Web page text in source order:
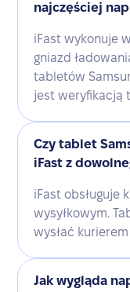
najczęściej
iFast wykonuje
gniazd
tabletów
jest weryfikacją
Czy tablet
iFast z
iFast obsługuje
wysyłkowym.
wysłać
Jak wygląda